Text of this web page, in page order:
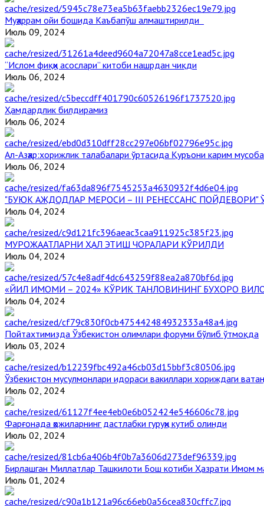
Муҳаррам ойи бошида Каъбапўш алмаштирилди
Июль 09, 2024
“Ислом фиқҳи асослари” китоби нашрдан чиқди
Июль 06, 2024
Ҳамдардлик билдирамиз
Июль 06, 2024
Aл-Aзҳар:хорижлик талабалари ўртасида Қуръони карим
Июль 06, 2024
"БУЮК АЖДОДЛАР МЕРОСИ – III РЕНЕССАНС
Июль 04, 2024
МУРОЖААТЛАРНИ ҲАЛ ЭТИШ ЧОРАЛАРИ КЎРИЛДИ
Июль 04, 2024
«ЙИЛ ИМОМИ – 2024» КЎРИК ТАНЛОВИНИНГ БУХОРО
Июль 04, 2024
Пойтахтимизда Ўзбекистон олимлари форуми бўлиб ўтмоқда
Июль 03, 2024
Ўзбекистон мусулмонлари идораси вакиллари хориждаги
Июль 02, 2024
Фарғонада ҳожиларнинг дастлабки гуруҳи кутиб олинди
Июль 02, 2024
Бирлашган Миллатлар Ташкилоти Бош котиби Ҳазрати Имом
Июль 01, 2024